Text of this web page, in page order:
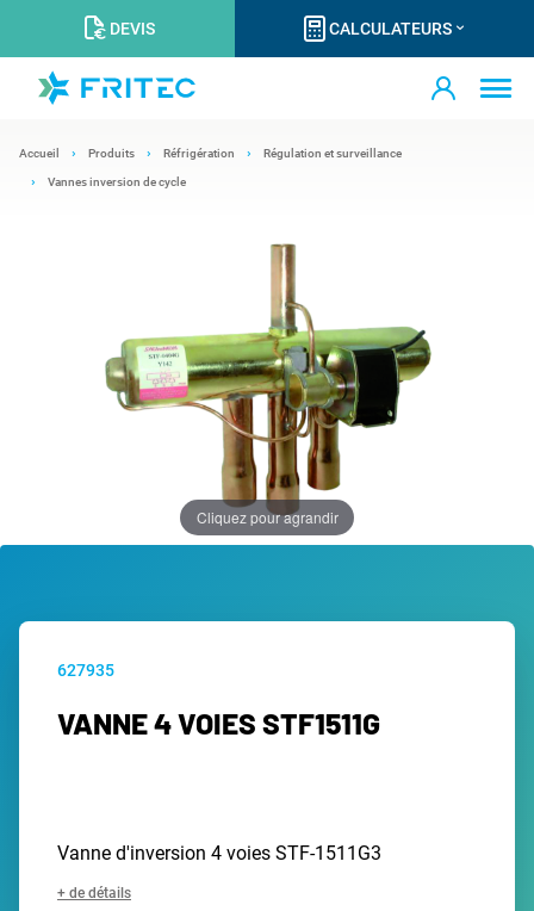
DEVIS CALCULATEURS
Accueil Produits Réfrigération Régulation et surveillance
Vannes inversion de cycle
Cliquez pour agrandir
627935
VANNE 4 VOIES STF1511G
Vanne d'inversion 4 voies STF-1511G3
+ de détails